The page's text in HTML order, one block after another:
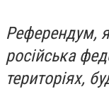
Референдум,
російська
територіях,